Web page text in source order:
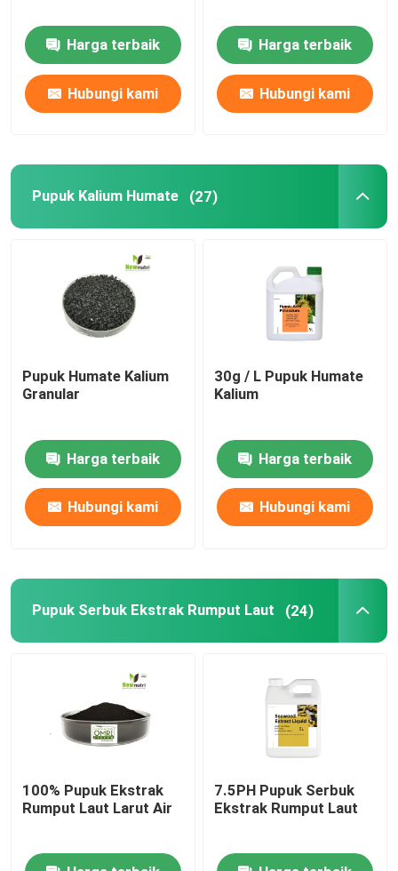
Harga terbaik
Hubungi kami
Harga terbaik
Hubungi kami
Pupuk Kalium Humate (27)
Pupuk Humate Kalium
Granular
Harga terbaik
Hubungi kami
30g / L Pupuk Humate
Kalium
Harga terbaik
Hubungi kami
Pupuk Serbuk Ekstrak Rumput Laut (24)
100% Pupuk Ekstrak
Rumput Laut Larut Air
7.5PH Pupuk Serbuk
Ekstrak Rumput Laut